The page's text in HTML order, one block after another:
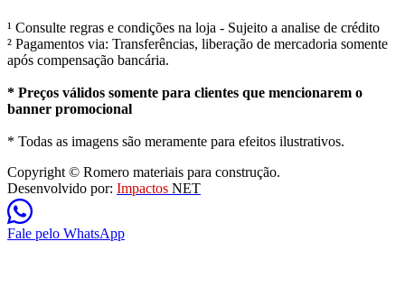
¹ Consulte regras e condições na loja - Sujeito a analise de crédito
² Pagamentos via: Transferências, liberação de mercadoria somente
após compensação bancária.
* Preços válidos somente para clientes que mencionarem o
banner promocional
* Todas as imagens são meramente para efeitos ilustrativos.
Copyright © Romero materiais para construção.
Desenvolvido por: Impactos NET
Fale pelo WhatsApp